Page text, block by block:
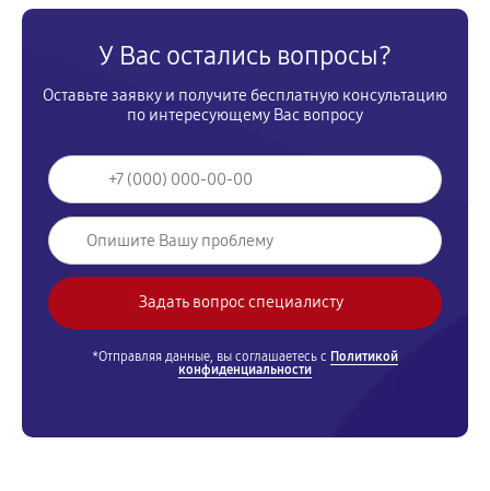
У Вас остались вопросы?
Оставьте заявку и получите бесплатную консультацию
по интересующему Вас вопросу
*Отправляя данные, вы соглашаетесь с Политикой
конфиденциальности